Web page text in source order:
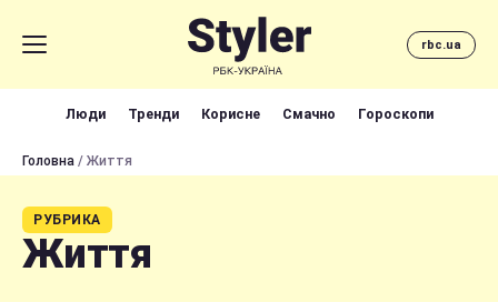
rbc.ua
Люди Тренди Корисне Смачно Гороскопи
Головна / Життя
РУБРИКА
Життя